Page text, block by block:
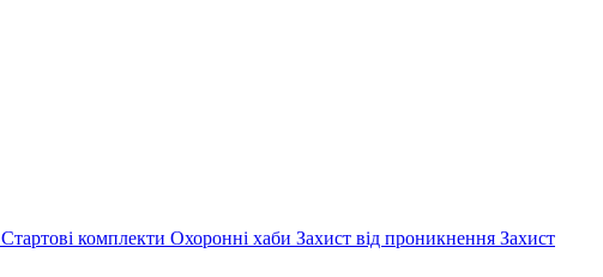
Стартові комплекти Охоронні хаби Захист від проникнення Захист